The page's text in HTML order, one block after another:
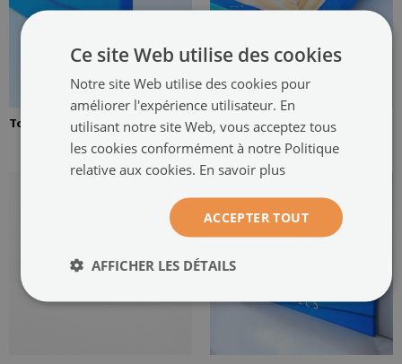
Toile tendue sur une civière
Brancard en pin pour une
peinture sur toile
Ce site Web utilise des cookies
Notre site Web utilise des cookies pour
améliorer l'expérience utilisateur. En
utilisant notre site Web, vous acceptez tous
les cookies conformément à notre Politique
relative aux cookies. En savoir plus
ACCEPTER TOUT
AFFICHER LES DÉTAILS